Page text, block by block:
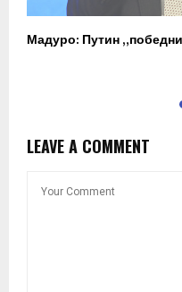
Мадуро: Путин
LEAVE A COMMENT